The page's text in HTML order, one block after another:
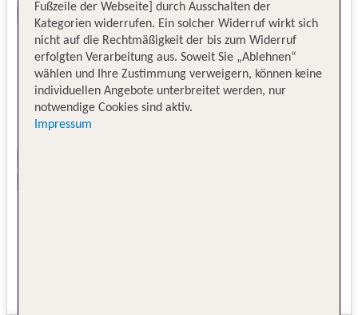
Fußzeile der Webseite] durch Ausschalten der
Kategorien widerrufen. Ein solcher Widerruf wirkt sich
nicht auf die Rechtmäßigkeit der bis zum Widerruf
erfolgten Verarbeitung aus. Soweit Sie „Ablehnen“
wählen und Ihre Zustimmung verweigern, können keine
individuellen Angebote unterbreitet werden, nur
notwendige Cookies sind aktiv.
Impressum